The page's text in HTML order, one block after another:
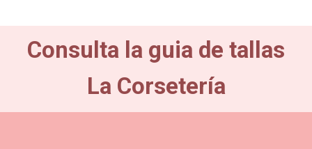
Consulta la guia de tallas
La Corsetería